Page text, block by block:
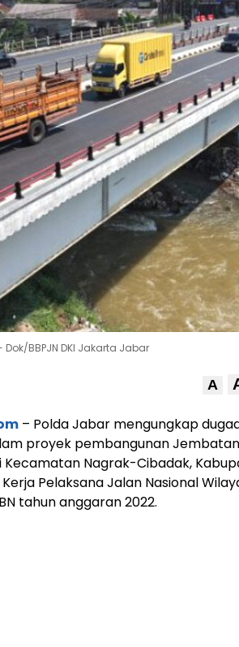
BBPJN DKI Jakarta Jabar
A
– Polda Jabar mengungkap
proyek pembangunan
Kecamatan Nagrak-Cibadak,
Pelaksana Jalan Nasional
tahun anggaran 2022.